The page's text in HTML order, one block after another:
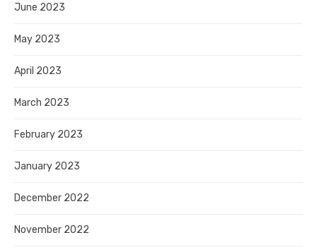
June 2023
May 2023
April 2023
March 2023
February 2023
January 2023
December 2022
November 2022